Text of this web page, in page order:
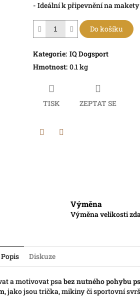
- Ideální k připevnění na makety
Do košíku
Kategorie: IQ Dogsport
Hmotnost: 0.1 kg
TISK ZEPTAT SE
Výměna
Výměna velikosti
Popis Diskuze
a motivovat psabez nutného pohybu
, jako jsou trička, mikiny či sportovní